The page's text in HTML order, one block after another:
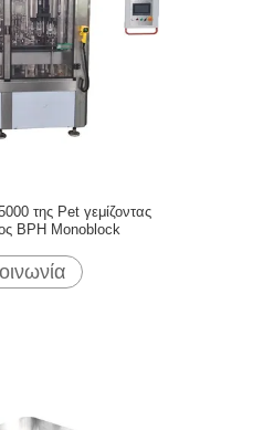
της Pet γεμίζοντας
BPH Monoblock